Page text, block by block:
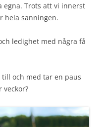
egna. Trots att vi innerst
hela sanningen.
ledighet med några få
och med tar en paus